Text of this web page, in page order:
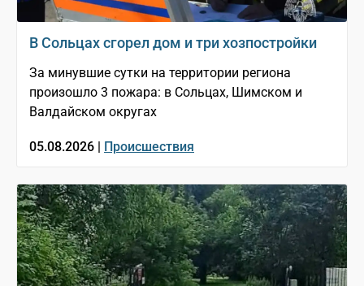
В Сольцах сгорел дом и три хозпостройки
За минувшие сутки на территории региона
произошло 3 пожара: в Сольцах, Шимском и
Валдайском округах
05.08.2026 | Происшествия